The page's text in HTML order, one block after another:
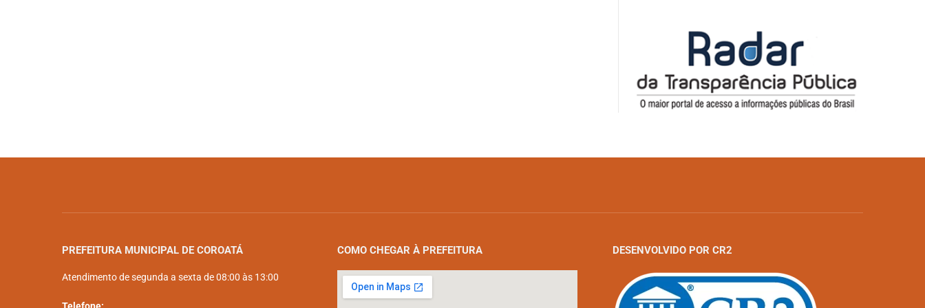
PREFEITURA MUNICIPAL DE COROATÁ
Atendimento de segunda a sexta de 08:00 às 13:00
COMO CHEGAR À PREFEITURA DESENVOLVIDO POR CR2